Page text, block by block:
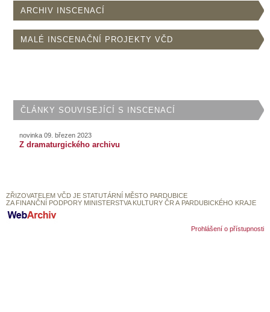
O DIVADLE
SOUBOR
ARCHIV INSCENACÍ
MALÉ INSCENAČNÍ PROJEKTY VČD
ČLÁNKY SOUVISEJÍCÍ S INSCENACÍ
novinka 09. březen 2023
Z dramaturgického archivu
ZŘIZOVATELEM VČD JE STATUTÁRNÍ MĚSTO PARDUBICE
ZA FINANČNÍ PODPORY MINISTERSTVA KULTURY ČR A PARDUBICKÉHO KRAJE
Prohlášení o přístupnosti